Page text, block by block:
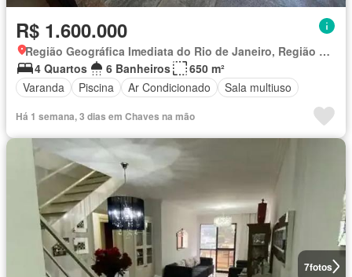
R$ 1.600.000
Região Geográfica Imediata do Rio de Janeiro, Região Metropolitana do Rio de Janeiro
4 Quartos
6 Banheiros
650 m²
Varanda
Piscina Ar Condicionado Sala multiuso
Há 1 semana, 3 dias em Chaves na mão
7fotos